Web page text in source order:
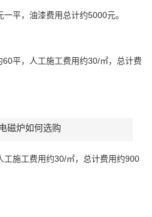
平，油漆费用总计约5000元。
平，人工施工费用约30/㎡，总计费
磁炉如何选购
工施工费用约30/㎡，总计费用约900